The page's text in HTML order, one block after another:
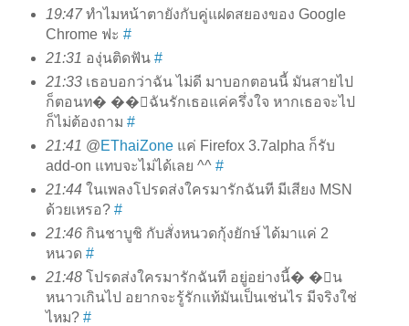
19:47ทำไมหน้าตายังกับคู่แฝดสยองของ Google
Chrome ฟะ #
21:31 องุ่นติดฟัน #
21:33เธอบอกว่าฉัน ไม่ดี มาบอกตอนนี้ มันสายไป
ก็ตอนท� ��่ฉันรักเธอแค่ครึ่งใจ หากเธอจะไป
ก็ไม่ต้องถาม #
21:41 @EThaiZoneแค่ Firefox 3.7alpha ก็รับ
add-on แทบจะไม่ได้เลย ^^ #
21:44ในเพลงโปรดส่งใครมารักฉันที มีเสียง MSN
ด้วยเหรอ? #
21:46กินชาบูชิ กับสั่งหนวดกุ้งยักษ์ ได้มาแค่ 2
หนวด #
21:48โปรดส่งใครมารักฉันที อยู่อย่างนี้� �ัน
หนาวเกินไป อยากจะรู้รักแท้มันเป็นเช่นไร มีจริงใช่
ไหม? #